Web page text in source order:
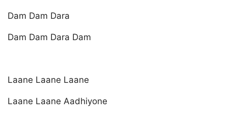
Dam Dam Dara
Dam Dam Dara Dam
Laane Laane Laane
Laane Laane Aadhiyone